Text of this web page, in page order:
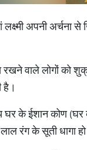
लक्ष्मी अपनी
रखने वाले लोगों को
है।
के ईशान कोण (घर
लाल रंग के सूती धागा